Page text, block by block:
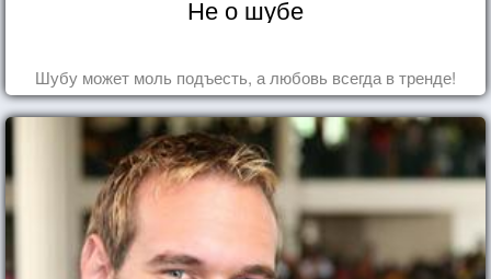
Не о шубе
Шубу может моль подъесть, а любовь всегда в тренде!